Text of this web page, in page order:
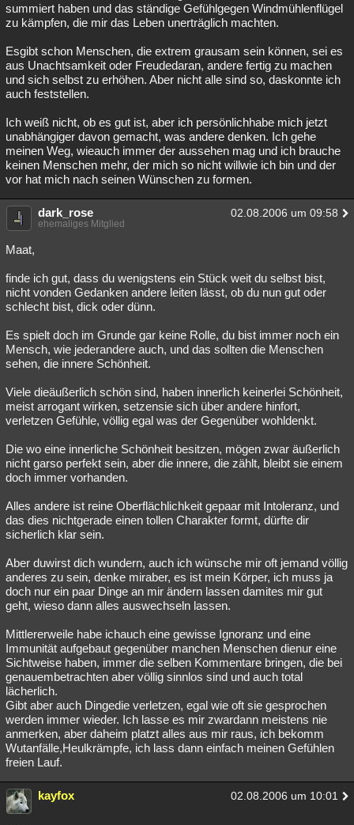
summiert haben und das ständige Gefühlgegen Windmühlenflügel
zu kämpfen, die mir das Leben unerträglich machten.
Esgibt schon Menschen, die extrem grausam sein können, sei es
aus Unachtsamkeit oder Freudedaran, andere fertig zu machen
und sich selbst zu erhöhen. Aber nicht alle sind so, daskonnte ich
auch feststellen.
Ich weiß nicht, ob es gut ist, aber ich persönlichhabe mich jetzt
unabhängiger davon gemacht, was andere denken. Ich gehe
meinen Weg, wieauch immer der aussehen mag und ich brauche
keinen Menschen mehr, der mich so nicht willwie ich bin und der
vor hat mich nach seinen Wünschen zu formen.
dark_rose 02.08.2006 um 09:58
ehemaliges Mitglied
Maat,
finde ich gut, dass du wenigstens ein Stück weit du selbst bist,
nicht vonden Gedanken andere leiten lässt, ob du nun gut oder
schlecht bist, dick oder dünn.
Es spielt doch im Grunde gar keine Rolle, du bist immer noch ein
Mensch, wie jederandere auch, und das sollten die Menschen
sehen, die innere Schönheit.
Viele dieäußerlich schön sind, haben innerlich keinerlei Schönheit,
meist arrogant wirken, setzensie sich über andere hinfort,
verletzen Gefühle, völlig egal was der Gegenüber wohldenkt.
Die wo eine innerliche Schönheit besitzen, mögen zwar äußerlich
nicht garso perfekt sein, aber die innere, die zählt, bleibt sie einem
doch immer vorhanden.
Alles andere ist reine Oberflächlichkeit gepaar mit Intoleranz, und
das dies nichtgerade einen tollen Charakter formt, dürfte dir
sicherlich klar sein.
Aber duwirst dich wundern, auch ich wünsche mir oft jemand völlig
anderes zu sein, denke miraber, es ist mein Körper, ich muss ja
doch nur ein paar Dinge an mir ändern lassen damites mir gut
geht, wieso dann alles auswechseln lassen.
Mittlererweile habe ichauch eine gewisse Ignoranz und eine
Immunität aufgebaut gegenüber manchen Menschen dienur eine
Sichtweise haben, immer die selben Kommentare bringen, die bei
genauembetrachten aber völlig sinnlos sind und auch total
lächerlich.
Gibt aber auch Dingedie verletzen, egal wie oft sie gesprochen
werden immer wieder. Ich lasse es mir zwardann meistens nie
anmerken, aber daheim platzt alles aus mir raus, ich bekomm
Wutanfälle,Heulkrämpfe, ich lass dann einfach meinen Gefühlen
freien Lauf.
kayfox 02.08.2006 um 10:01